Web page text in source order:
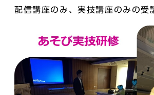
配信講座のみ、実技講座のみの受